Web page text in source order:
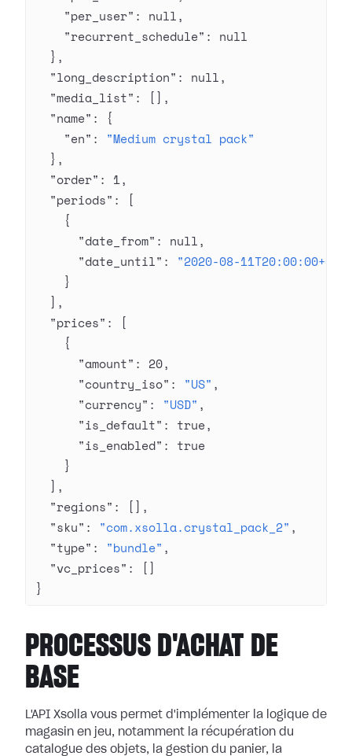
    "per_user"
: null,
    "recurrent_schedule"
: null
  },
  "long_description"
: null,
  "media_list"
: [],
  "name"
: {
    "en"
: "Medium crystal pack"
  },
  "order"
: 1,
  "periods"
: [
    {
      "date_from"
: null,
      "date_until"
: "2020-08-
    }
  ],
  "prices"
: [
    {
      "amount"
: 20,
      "country_iso"
: "US" ,
      "currency"
: "USD" ,
      "is_default"
: true,
      "is_enabled"
: true
    }
  ],
  "regions"
: [],
  "sku"
: "com.xsolla.crystal_pack_2" ,
  "type"
: "bundle" ,
  "vc_prices"
: []
}
PROCESSUS D'ACHAT DE
BASE
L'API Xsolla vous permet d'implémenter la logique de
magasin en jeu, notamment la récupération du
catalogue des objets, la gestion du panier, la